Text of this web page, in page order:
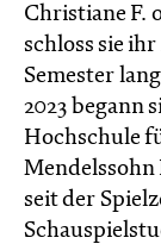
Christiane F.
schloss sie
Semester
2023 begann
Hochschule
seit der